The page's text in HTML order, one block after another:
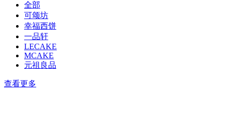
全部
可颂坊
幸福西饼
一品轩
LECAKE
MCAKE
元祖良品
查看更多